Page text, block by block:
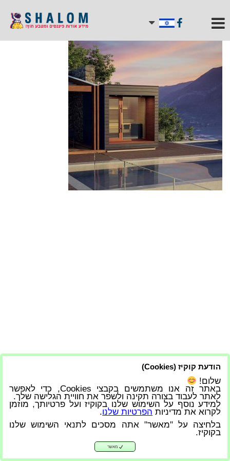
סאונה יוקרתית
הודעת קוקיז (Cookies)
שלום!
באתר זה אנו משתמשים בקבצי Cookies, כדי לאפשר
לאתר לעבוד בצורה תקינה ולשפר את חוויית הגלישה שלך.
למידע נוסף על השימוש שלנו בקוקיז ועל פרטיותך, מוזמן
לקרוא את מדיניות הפרטיות שלנו.
בלחיצה על "מאשר" אתה מסכים לתנאי השימוש שלנו
בקוקיז.
מאשר